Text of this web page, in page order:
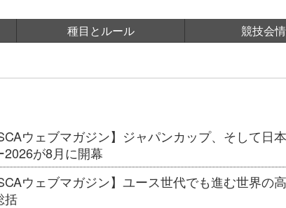
種目とルール 競技会
ウェブマガジン】ジャパンカップ、そして日
2026が8月に開幕
ウェブマガジン】ユース世代でも進む世界
括